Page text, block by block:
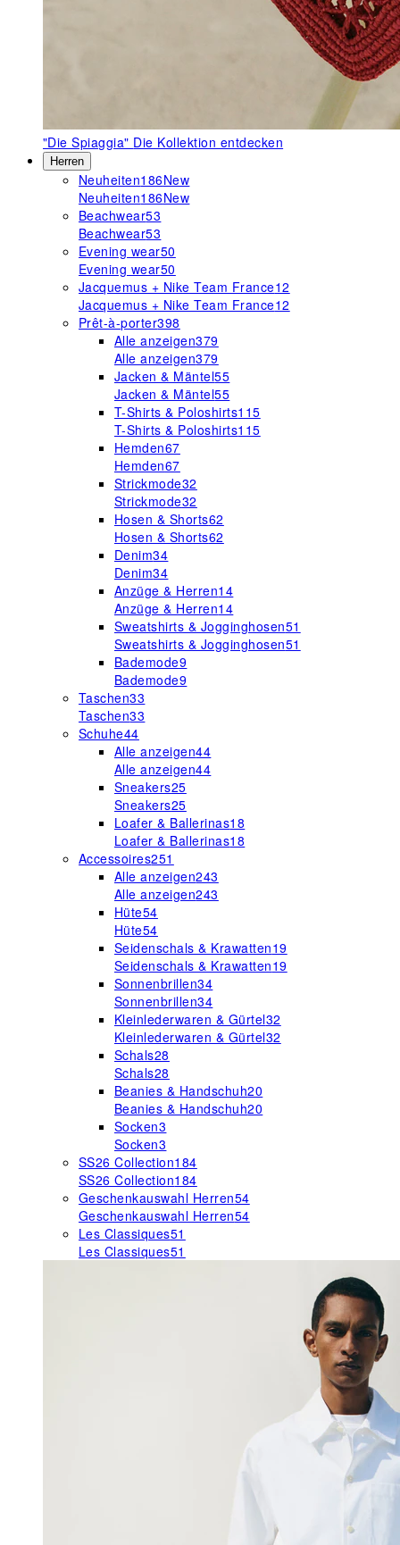
"Die Spiaggia" Die Kollektion entdecken
Herren
Neuheiten186New
Neuheiten186New
Beachwear53
Beachwear53
Evening wear50
Evening wear50
Jacquemus + Nike Team France12
Jacquemus + Nike Team France12
Prêt-à-porter398
Alle anzeigen379
Alle anzeigen379
Jacken & Mäntel55
Jacken & Mäntel55
T-Shirts & Poloshirts115
T-Shirts & Poloshirts115
Hemden67
Hemden67
Strickmode32
Strickmode32
Hosen & Shorts62
Hosen & Shorts62
Denim34
Denim34
Anzüge & Herren14
Anzüge & Herren14
Sweatshirts & Jogginghosen51
Sweatshirts & Jogginghosen51
Bademode9
Bademode9
Taschen33
Taschen33
Schuhe44
Alle anzeigen44
Alle anzeigen44
Sneakers25
Sneakers25
Loafer & Ballerinas18
Loafer & Ballerinas18
Accessoires251
Alle anzeigen243
Alle anzeigen243
Hüte54
Hüte54
Seidenschals & Krawatten19
Seidenschals & Krawatten19
Sonnenbrillen34
Sonnenbrillen34
Kleinlederwaren & Gürtel32
Kleinlederwaren & Gürtel32
Schals28
Schals28
Beanies & Handschuh20
Beanies & Handschuh20
Socken3
Socken3
SS26 Collection184
SS26 Collection184
Geschenkauswahl Herren54
Geschenkauswahl Herren54
Les Classiques51
Les Classiques51